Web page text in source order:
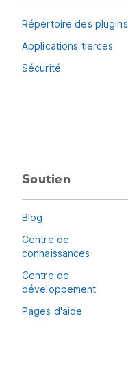
Répertoire des plugins
Applications tierces
Sécurité
Soutien
Blog
Centre de
connaissances
Centre de
développement
Pages d'aide